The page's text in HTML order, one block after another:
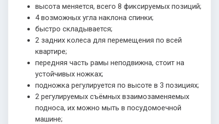
высота меняется, всего 8 фиксируемых позиций;
4 возможных угла наклона спинки;
быстро складывается;
2 задних колеса для перемещения по всей
квартире;
передняя часть рамы неподвижна, стоит на
устойчивых ножках;
подножка регулируется по высоте в 3 позициях;
2 регулируемых съёмных взаимозаменяемых
подноса, их можно мыть в посудомоечной
машине;